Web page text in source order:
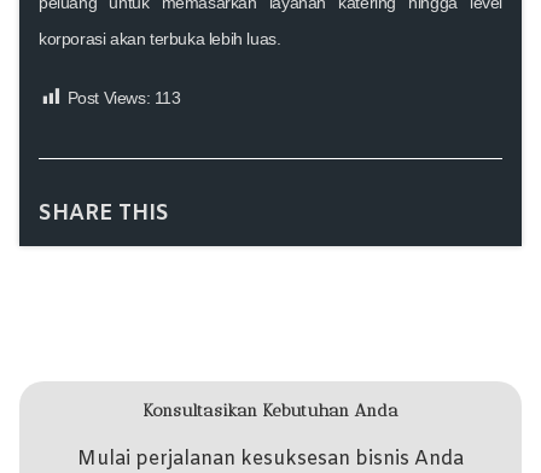
korporasi akan terbuka lebih luas.
Post Views: 113
SHARE THIS
Konsultasikan Kebutuhan Anda
Mulai perjalanan kesuksesan bisnis Anda